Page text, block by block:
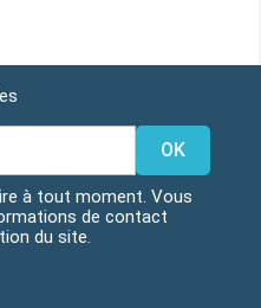
à tout moment. Vous
de contact
du site.